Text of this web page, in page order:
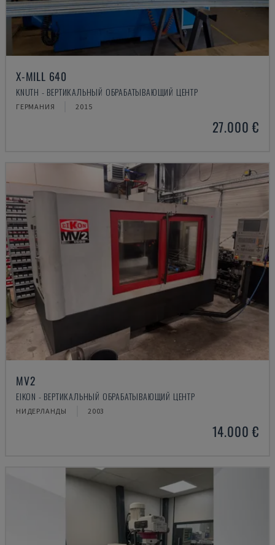
X-MILL 640
KNUTH - ВЕРТИКАЛЬНЫЙ ОБРАБАТЫВАЮЩИЙ ЦЕНТР
ГЕРМАНИЯ 2015
27.000 €
MV2
EIKON - ВЕРТИКАЛЬНЫЙ ОБРАБАТЫВАЮЩИЙ ЦЕНТР
НИДЕРЛАНДЫ 2003
14.000 €